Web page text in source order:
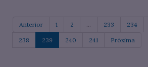
Anterior 1 2 ... 233 234
238 239 240 241 Próxima